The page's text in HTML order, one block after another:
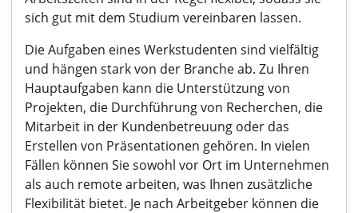
sich gut mit dem Studium vereinbaren lassen.
Die Aufgaben eines Werkstudenten sind vielfältig
und hängen stark von der Branche ab. Zu Ihren
Hauptaufgaben kann die Unterstützung von
Projekten, die Durchführung von Recherchen, die
Mitarbeit in der Kundenbetreuung oder das
Erstellen von Präsentationen gehören. In vielen
Fällen können Sie sowohl vor Ort im Unternehmen
als auch remote arbeiten, was Ihnen zusätzliche
Flexibilität bietet. Je nach Arbeitgeber können die